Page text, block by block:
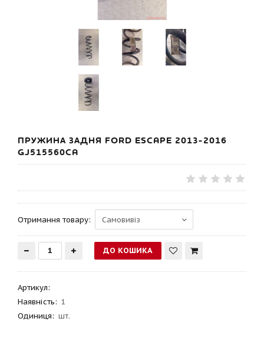
ПРУЖИНА ЗАДНЯ FORD ESCAPE 2013-2016
GJ515560CA
Отримання товару:
Артикул:
Наявність: 1
Одиниця: шт.